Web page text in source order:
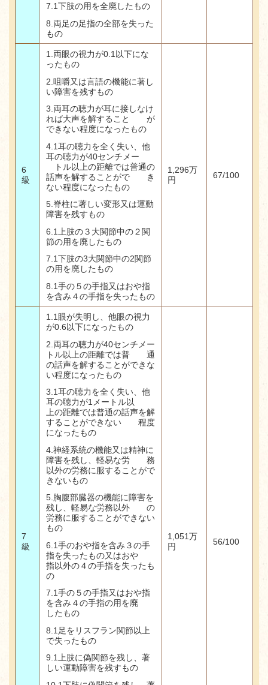
7.1下肢の用を全廃したもの
8.両足の足指の全部を失った
もの
6
級
1.両眼の視力が0.1以下にな
ったもの
2. 咀嚼又は言語の機能に著し
い障害を残すもの
3. 両耳の聴力が耳に接しなけ
れば大声を解すること が
できない程度になったもの
4.1耳の聴力を全く失い、他
耳の聴力が40センチメー
トル以上の距離では普通の
話声を解することがで き
ない程度になったもの
5. 脊柱に著しい変形又は運動
障害を残すもの
6.1
上肢の３大関節中の２関
節の用を廃したもの
7.1下肢の3大関節中の2関節
の用を廃したもの
8.1手の５の手指又はおや指
を含み４の手指を失ったもの
1,296万
円
67/100
7
級
1.1眼が失明し、他眼の視力
が0.6以下になったもの
2.両耳の聴力が40センチメー
トル以上の距離では普 通
の話声を解することができな
い程度になったもの
3.1耳の聴力を全く失い、他
耳の聴力が1メートル以
上の距離では普通の話声を解
することができない 程度
になったもの
4.神経系統の機能又は精神に
障害を残し、軽易な労 務
以外の労務に服することがで
きないもの
5. 胸腹部臓器の機能に障害を
残し、軽易な労務以外 の
労務に服することができない
もの
6.1手のおや指を含み３の手
指を失ったもの又はおや
指以外の４の手指を失ったも
の
7.1手の５の手指又はおや指
を含み４の手指の用を廃
したもの
8.1 足をリスフラン関節以上
で失ったもの
9.1
上肢に偽関節を残し、著
しい運動障害を残すもの
1,051万
円
56/100